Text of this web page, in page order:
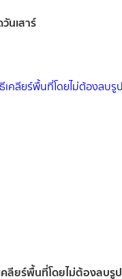
นเสาร์
ลียร์พื้นที่โดยไม่ต้องลบรูป